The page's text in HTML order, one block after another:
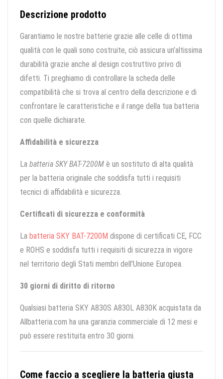
Descrizione prodotto
Garantiamo le nostre batterie grazie alle celle di ottima
qualità con le quali sono costruite, ciò assicura un’altissima
durabilità grazie anche al design costruttivo privo di
difetti. Ti preghiamo di controllare la scheda delle
compatibilità che si trova al centro della descrizione e di
confrontare le caratteristiche e il range della tua batteria
con quelle dichiarate.
Affidabilità e sicurezza
La batteria SKY BAT-7200M è un sostituto di alta qualità
per la batteria originale che soddisfa tutti i requisiti
tecnici di affidabilità e sicurezza.
Certificati di sicurezza e conformità
La batteria SKY BAT-7200M dispone di certificati CE, FCC
e ROHS e soddisfa tutti i requisiti di sicurezza in vigore
nel territorio degli Stati membri dell'Unione Europea.
30 giorni di diritto di ritorno
Qualsiasi batteria SKY A830S A830L A830K acquistata da
Allbatteria.com ha una garanzia commerciale di 12 mesi e
può essere restituita entro 30 giorni.
Come faccio a scegliere la batteria giusta